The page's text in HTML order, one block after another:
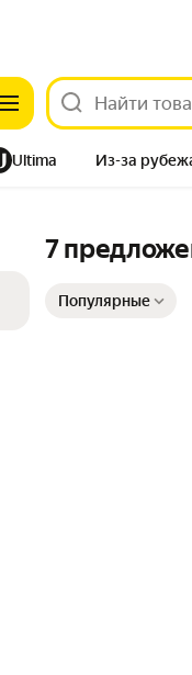
Ultima Из-за
7
Популярные